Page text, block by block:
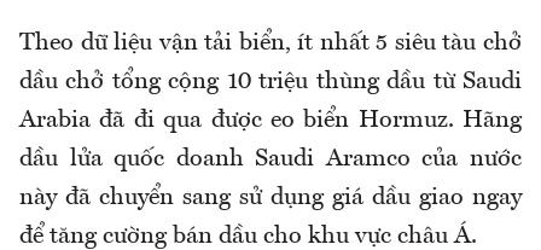
Theo dữ liệu vận tải biển, ít nhất 5 siêu tàu chở
dầu chở tổng cộng 10 triệu thùng dầu từ Saudi
Arabia đã đi qua được eo biển Hormuz. Hãng
dầu lửa quốc doanh Saudi Aramco của nước
này đã chuyển sang sử dụng giá dầu giao ngay
để tăng cường bán dầu cho khu vực châu Á.